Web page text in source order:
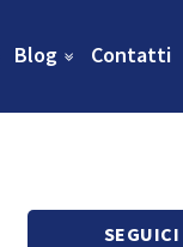
Blog Contatti
SEGUICI